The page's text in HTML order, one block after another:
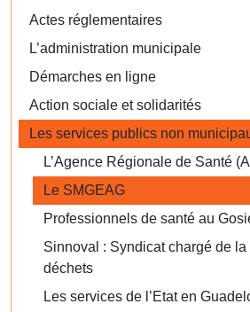
Actes réglementaires
L’administration municipale
Démarches en ligne
Action sociale et solidarités
Les services publics non
L’Agence Régionale de Santé
Le SMGEAG
Professionnels de santé au
Sinnoval : Syndicat chargé de
déchets
Les services de l’Etat en